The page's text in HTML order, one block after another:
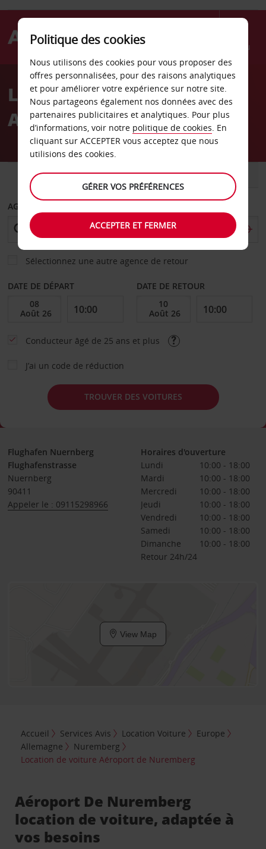
Menu
AvisLocation de voiture
Aéroport de Nuremberg
VOITURE UTILITAIRE
AGENCE DE DÉPART
Sélectionnez une autre agence de retour
DATE DE DÉPART DATE DE RETOUR
Conducteur âgé de 25 ans et plus
J’ai un code de réduction
TROUVER DES VOITURES
Flughafen Nuernberg
Flughafenstrasse
Nuernberg
90411
Appeler le : 09115298966
Horaires d'ouverture
Lundi
10:00 - 18:00
Mardi
10:00 - 18:00
Mercredi
10:00 - 18:00
Jeudi
10:00 - 18:00
Vendredi
10:00 - 18:00
Samedi
10:00 - 18:00
Dimanche
10:00 - 18:00
Retour 24h/24
View Map
Accueil Services Avis Location Voiture
Europe
Allemagne
Nuremberg
Location de voiture Aéroport de Nuremberg
Aéroport De Nuremberg
location de voiture, adaptée à
vos besoins
Politique des cookies
Nous utilisons des cookies pour vous proposer des
offres personnalisées, pour des raisons analytiques
et pour améliorer votre expérience sur notre site.
Nous partageons également nos données avec des
partenaires publicitaires et analytiques. Pour plus
d’informations, voir notre politique de cookies. En
cliquant sur ACCEPTER vous acceptez que nous
utilisions des cookies.
GÉRER VOS PRÉFÉRENCES
ACCEPTER ET FERMER